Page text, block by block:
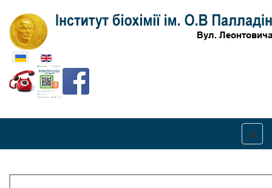
Оберіть свою мову